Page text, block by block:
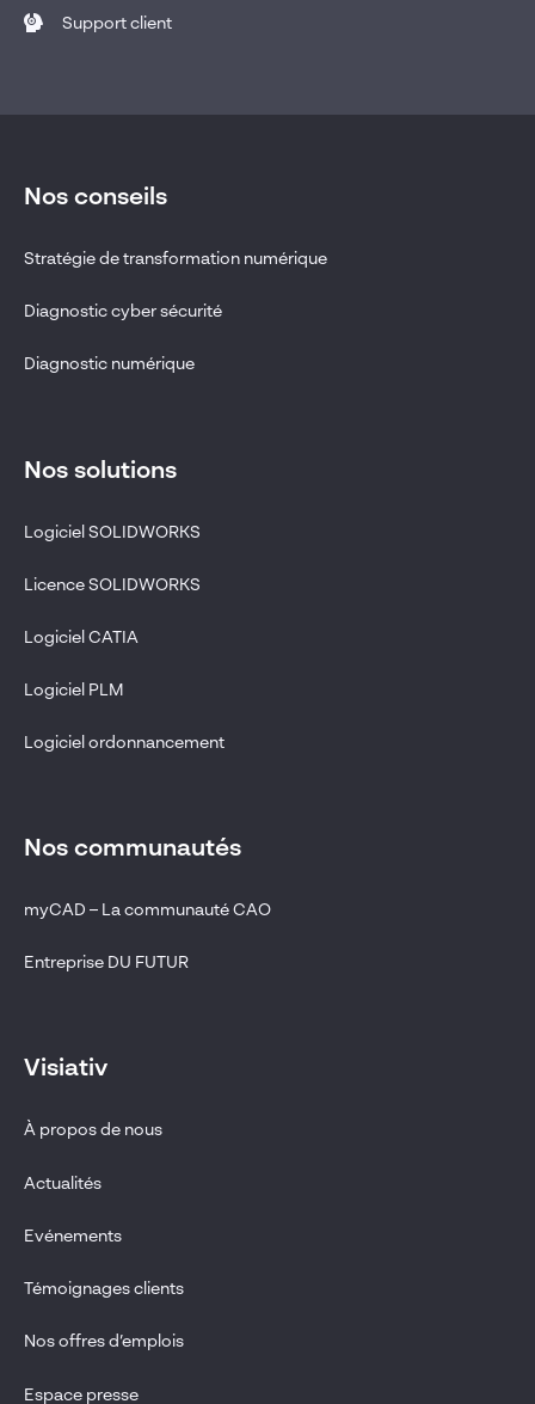
Support client
Nos conseils
Stratégie de transformation numérique
Diagnostic cyber sécurité
Diagnostic numérique
Nos solutions
Logiciel SOLIDWORKS
Licence SOLIDWORKS
Logiciel CATIA
Logiciel PLM
Logiciel ordonnancement
Nos communautés
myCAD – La communauté CAO
Entreprise DU FUTUR
Visiativ
À propos de nous
Actualités
Evénements
Témoignages clients
Nos offres d’emplois
Espace presse